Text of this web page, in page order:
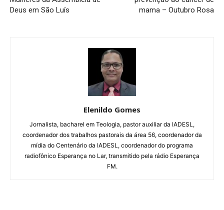
Deus em São Luís
mama – Outubro Rosa
Elenildo Gomes
Jornalista, bacharel em Teologia, pastor auxiliar da IADESL,
coordenador dos trabalhos pastorais da área 56, coordenador da
mídia do Centenário da IADESL, coordenador do programa
radiofônico Esperança no Lar, transmitido pela rádio Esperança
FM.